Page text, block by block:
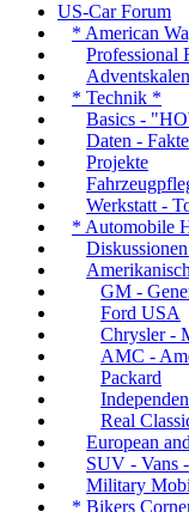
US-Car Forum
* American
Professional
* Technik *
Basics -
Daten -
Projekte
Werkstatt -
* Automobile
GM -
Ford USA
Chrysler -
AMC -
Packard
Real
European
SUV - Vans
Military
* Bikers